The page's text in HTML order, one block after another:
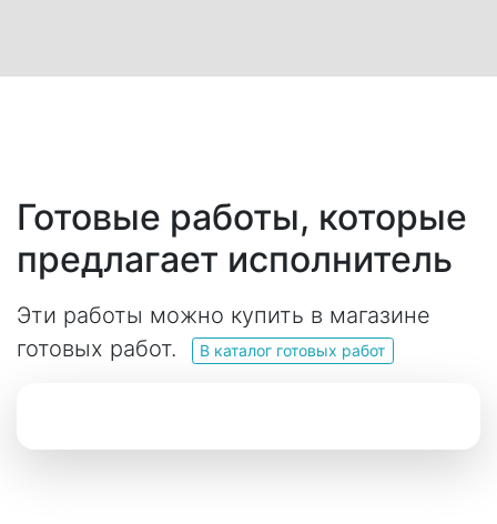
Готовые работы, которые
предлагает исполнитель
Эти работы можно купить в магазине
готовых работ.
В каталог готовых работ